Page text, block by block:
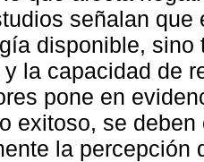
señalan
disponible,
la capacidad de
pone en
exitoso, se
la percepción